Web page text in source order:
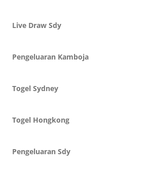
Live Draw Sdy
Pengeluaran Kamboja
Togel Sydney
Togel Hongkong
Pengeluaran Sdy